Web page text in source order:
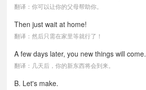
翻译：你可以让你的父母帮助你。
Then just wait at home!
翻译：然后只需在家里等就行了！
A few days later, you new things will come.
翻译：几天后，你的新东西将会到来。
B. Let's make.